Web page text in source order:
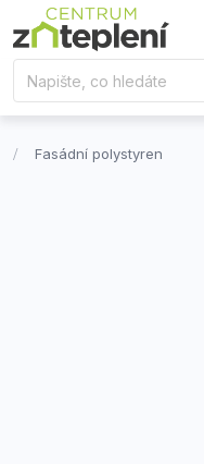
na
obsah
Fasádní polystyren